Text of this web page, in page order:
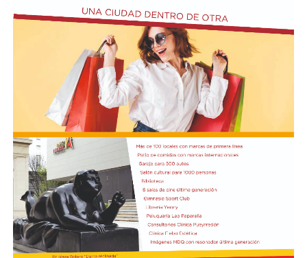
Además de Otermín, en la visita al municipio el
economista estuvo acompañado por el ministro de
Seguridad bonaerense, Javier Alonso. Allí participó de la
inauguración de una Unidad Táctica de Operaciones
Inmediatas (UTOI).
Luego se refirió al viaje que hizo Georgieva a Vaca
Muerta junto al ministro Luis Caputo y al CEO y
presidente de YPF, Horacio Marin. "Le quiero recordar a
la directora del FMI que ese petróleo que fue a ver es del
pueblo argentino, es nuestro petróleo, es argentino",
dijo y agregó: "Tendría que usarse para el desarrollo
nacional, para la industria nacional, para que lo puedan
comprar y adquirir a un precio posible de los costos
nacionales".